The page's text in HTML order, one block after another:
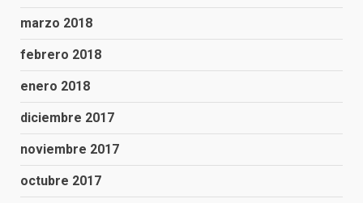
marzo 2018
febrero 2018
enero 2018
diciembre 2017
noviembre 2017
octubre 2017